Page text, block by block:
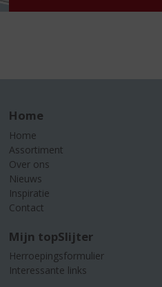
Home
Home
Assortiment
Over ons
Nieuws
Inspiratie
Contact
Mijn topSlijter
Herroepingsformulier
Interessante links